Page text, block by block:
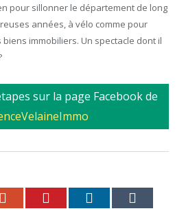
pour sillonner le département de long
années, à vélo comme pour
immobiliers. Un spectacle dont il
sur la page Facebook de
Google+Pinterest
LinkedIn